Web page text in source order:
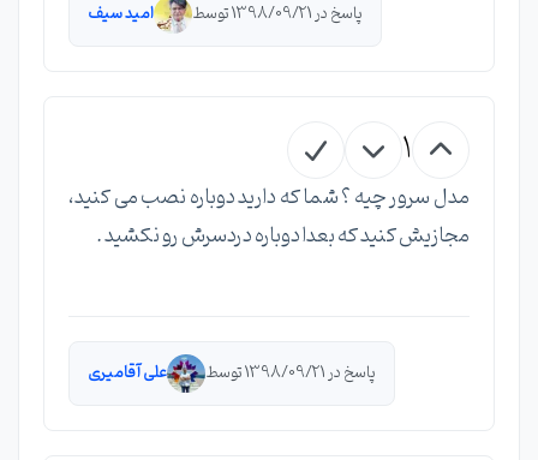
پاسخ در 1398/09/21 توسط امید سیف
1
مدل سرور چیه ؟ شما که دارید دوباره نصب می کنید،
مجازیش کنید که بعدا دوباره دردسرش رو نکشید .
پاسخ در 1398/09/21 توسط علی آقامیری